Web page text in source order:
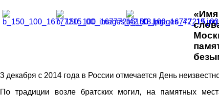
3 декабря с 2014 года в России отмечается День
По традиции возле братских могил, на памятных